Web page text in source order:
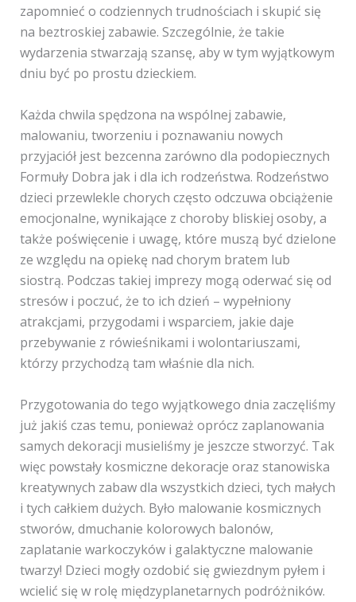
zapomnieć o codziennych trudnościach i skupić się
na beztroskiej zabawie. Szczególnie, że takie
wydarzenia stwarzają szansę, aby w tym wyjątkowym
dniu być po prostu dzieckiem.
Każda chwila spędzona na wspólnej zabawie,
malowaniu, tworzeniu i poznawaniu nowych
przyjaciół jest bezcenna zarówno dla podopiecznych
Formuły Dobra jak i dla ich rodzeństwa. Rodzeństwo
dzieci przewlekle chorych często odczuwa obciążenie
emocjonalne, wynikające z choroby bliskiej osoby, a
także poświęcenie i uwagę, które muszą być dzielone
ze względu na opiekę nad chorym bratem lub
siostrą. Podczas takiej imprezy mogą oderwać się od
stresów i poczuć, że to ich dzień – wypełniony
atrakcjami, przygodami i wsparciem, jakie daje
przebywanie z rówieśnikami i wolontariuszami,
którzy przychodzą tam właśnie dla nich.
Przygotowania do tego wyjątkowego dnia zaczęliśmy
już jakiś czas temu, ponieważ oprócz zaplanowania
samych dekoracji musieliśmy je jeszcze stworzyć. Tak
więc powstały kosmiczne dekoracje oraz stanowiska
kreatywnych zabaw dla wszystkich dzieci, tych małych
i tych całkiem dużych. Było malowanie kosmicznych
stworów, dmuchanie kolorowych balonów,
zaplatanie warkoczyków i galaktyczne malowanie
twarzy! Dzieci mogły ozdobić się gwiezdnym pyłem i
wcielić się w rolę międzyplanetarnych podróżników.